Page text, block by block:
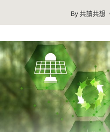
By 共讀共想